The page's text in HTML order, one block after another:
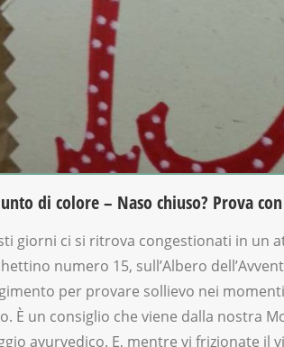
di colore – Naso chiuso? Prova
giorni ci si ritrova congestionati in un
numero 15, sull’Albero
per provare sollievo nei
È un consiglio che viene dalla nostra
ayurvedico. E, mentre vi frizionate il